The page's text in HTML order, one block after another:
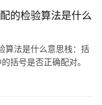
的检验算法是什么
算法是什么意思栈：括
括号是否正确配对。
号（圆括号、方括号